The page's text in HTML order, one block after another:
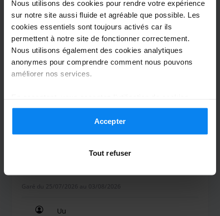
Nous utilisons des cookies pour rendre votre expérience
sur notre site aussi fluide et agréable que possible. Les
cookies essentiels sont toujours activés car ils
permettent à notre site de fonctionner correctement.
Nous utilisons également des cookies analytiques
anonymes pour comprendre comment nous pouvons
améliorer nos services.
conformément aux règles en vigueur dans votre pays,
mais vous pouvez modifier vos paramètres à tout
moment. Pour plus de détails, consultez notrePolitique
Accepter
Tout refuser
Gennadi Martin 10
Garé du 18/07/2026 au 28/07/2026
Super. Jeder Zeit wieder.
Super. Jeder Zeit wieder.
Uu